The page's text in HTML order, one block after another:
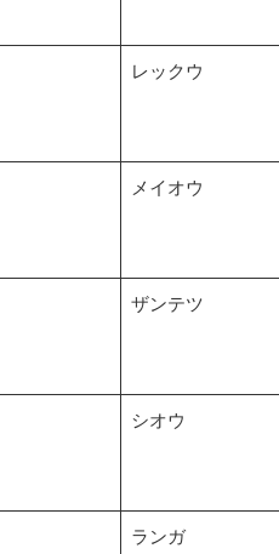
レックウ
メイオウ
ザンテツ
シオウ
ランガ